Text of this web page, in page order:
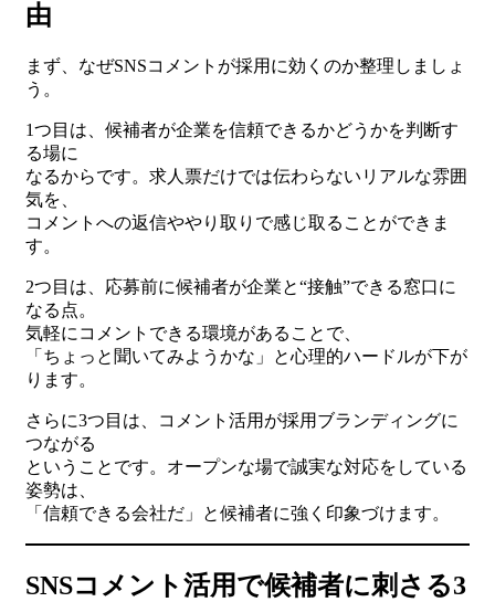
由
まず、なぜSNSコメントが採用に効くのか整理しましょ
う。
1つ目は、候補者が企業を信頼できるかどうかを判断す
る場に
なるからです。求人票だけでは伝わらないリアルな雰囲
気を、
コメントへの返信ややり取りで感じ取ることができま
す。
2つ目は、応募前に候補者が企業と“接触”できる窓口に
なる点。
気軽にコメントできる環境があることで、
「ちょっと聞いてみようかな」と心理的ハードルが下が
ります。
さらに3つ目は、コメント活用が採用ブランディングに
つながる
ということです。オープンな場で誠実な対応をしている
姿勢は、
「信頼できる会社だ」と候補者に強く印象づけます。
SNSコメント活用で候補者に刺さる3